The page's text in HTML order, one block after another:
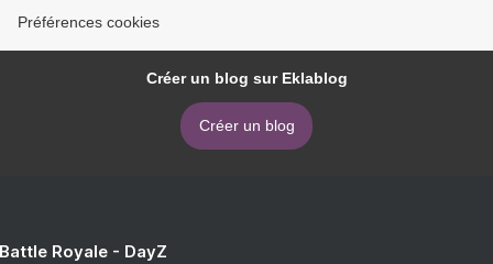
Préférences cookies
Créer un blog sur Eklablog
Créer un blog
Royale - DayZ